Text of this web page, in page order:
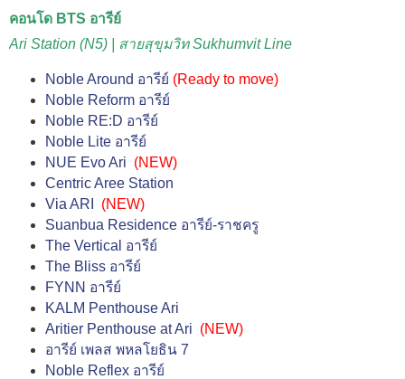
คอนโด BTS อารีย์
Ari Station (N5) | สายสุขุมวิท Sukhumvit Line
Noble Around อารีย์ (Ready to move)
Noble Reform อารีย์
Noble RE:D อารีย์
Noble Lite อารีย์
NUE Evo Ari (NEW)
Centric Aree Station
Via ARI
(NEW)
Suanbua Residence อารีย์-ราชครู
The Vertical อารีย์
The Bliss อารีย์
FYNN อารีย์
KALM Penthouse Ari
Aritier Penthouse at Ari (NEW)
อารีย์ เพลส พหลโยธิน 7
Noble Reflex อารีย์